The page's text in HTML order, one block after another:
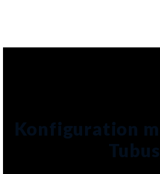
Konfiguration
Tubus